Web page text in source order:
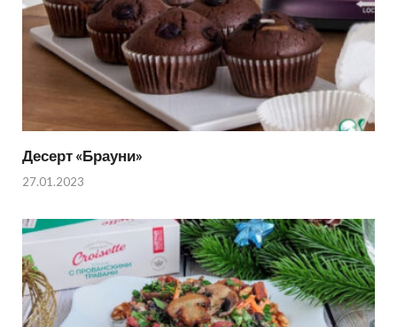
Десерт «Брауни»
27.01.2023